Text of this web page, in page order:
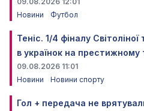
Новини
Футбол
Теніс. 1/4 фіналу
в українок на престижному
09.08.2026 11:01
Новини
Новини спорту
Гол + передача не